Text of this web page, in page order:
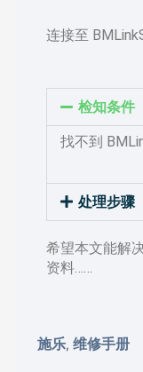
连接至
检知条件
找不到
处理步骤
希望本文能解
资料……
施乐,维修手册